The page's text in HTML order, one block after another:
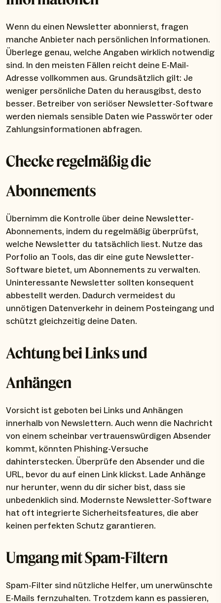
Wenn du einen Newsletter abonnierst, fragen
manche Anbieter nach persönlichen Informationen.
Überlege genau, welche Angaben wirklich notwendig
sind. In den meisten Fällen reicht deine E-Mail-
Adresse vollkommen aus. Grundsätzlich gilt: Je
weniger persönliche Daten du herausgibst, desto
besser. Betreiber von seriöser Newsletter-Software
werden niemals sensible Daten wie Passwörter oder
Zahlungsinformationen abfragen.
Checke regelmäßig die
Abonnements
Übernimm die Kontrolle über deine Newsletter-
Abonnements, indem du regelmäßig überprüfst,
welche Newsletter du tatsächlich liest. Nutze das
Porfolio an Tools, das dir eine gute Newsletter-
Software bietet, um Abonnements zu verwalten.
Uninteressante Newsletter sollten konsequent
abbestellt werden. Dadurch vermeidest du
unnötigen Datenverkehr in deinem Posteingang und
schützt gleichzeitig deine Daten.
Achtung bei Links und
Anhängen
Vorsicht ist geboten bei Links und Anhängen
innerhalb von Newslettern. Auch wenn die Nachricht
von einem scheinbar vertrauenswürdigen Absender
kommt, könnten Phishing-Versuche
dahinterstecken. Überprüfe den Absender und die
URL, bevor du auf einen Link klickst. Lade Anhänge
nur herunter, wenn du dir sicher bist, dass sie
unbedenklich sind. Modernste Newsletter-Software
hat oft integrierte Sicherheitsfeatures, die aber
keinen perfekten Schutz garantieren.
Umgang mit Spam-Filtern
Spam-Filter sind nützliche Helfer, um unerwünschte
E-Mails fernzuhalten. Trotzdem kann es passieren,